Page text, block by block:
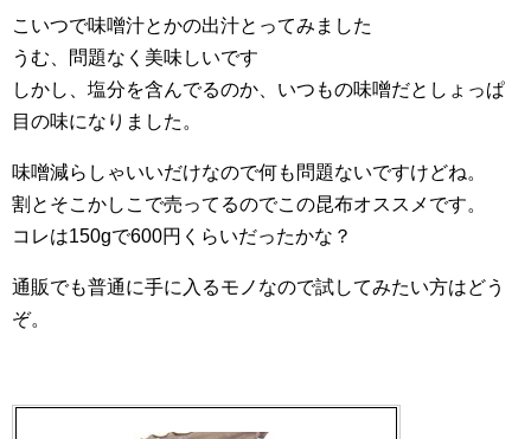
こいつで味噌汁とかの出汁とってみました
うむ、問題なく美味しいです
しかし、塩分を含んでるのか、いつもの味噌だとしょっぱ
目の味になりました。
味噌減らしゃいいだけなので何も問題ないですけどね。
割とそこかしこで売ってるのでこの昆布オススメです。
コレは150gで600円くらいだったかな？
通販でも普通に手に入るモノなので試してみたい方はどう
ぞ。